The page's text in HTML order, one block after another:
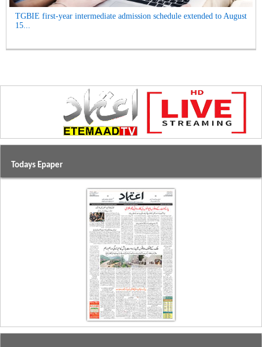
TGBIE first-year intermediate admission schedule extended to August
15...
Todays Epaper